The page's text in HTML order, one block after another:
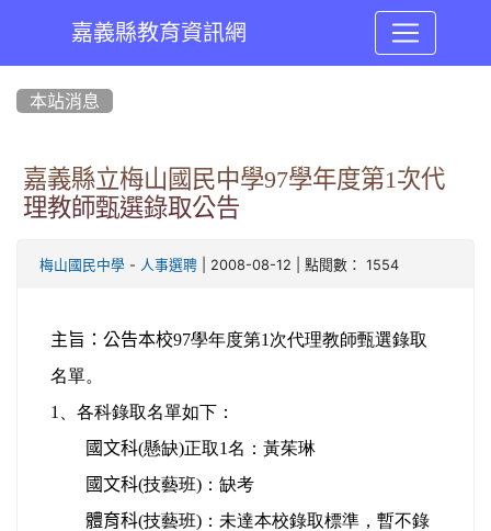
嘉義縣教育資訊網
本站消息
嘉義縣立梅山國民中學97學年度第1次代
理教師甄選錄取公告
梅山國民中學 - 人事選聘 | 2008-08-12 | 點閱數： 1554
主旨：公告本校97學年度第1次代理教師甄選錄取
名單。
1、各科錄取名單如下：
國文科(懸缺)正取1名：黃茱琳
國文科(技藝班)：缺考
體育科(技藝班)：未達本校錄取標準，暫不錄